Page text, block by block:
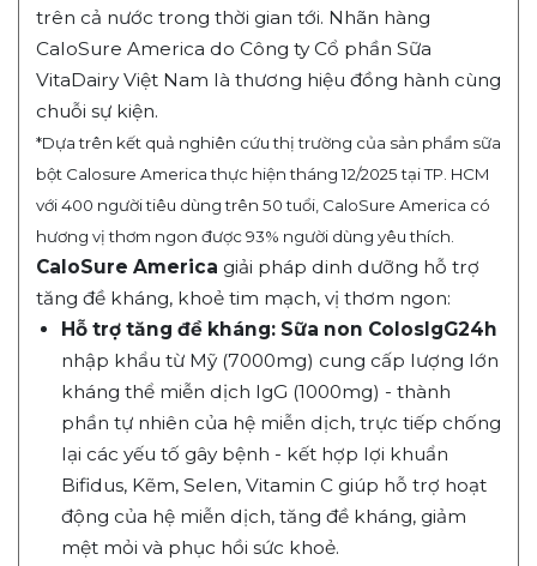
trên cả nước trong thời gian tới. Nhãn hàng
CaloSure America do Công ty Cổ phần Sữa
VitaDairy Việt Nam là thương hiệu đồng hành cùng
chuỗi sự kiện.
*Dựa trên kết quả nghiên cứu thị trường của sản phẩm sữa
bột Calosure America thực hiện tháng 12/2025 tại TP. HCM
với 400 người tiêu dùng trên 50 tuổi, CaloSure America có
hương vị thơm ngon được 93% người dùng yêu thích.
CaloSure America giải pháp dinh dưỡng hỗ trợ
tăng đề kháng, khoẻ tim mạch, vị thơm ngon:
Hỗ trợ tăng đề kháng: Sữa non ColosIgG24h
nhập khẩu từ Mỹ (7000mg) cung cấp lượng lớn
kháng thể miễn dịch IgG (1000mg) - thành
phần tự nhiên của hệ miễn dịch, trực tiếp chống
lại các yếu tố gây bệnh - kết hợp lợi khuẩn
Bifidus, Kẽm, Selen, Vitamin C giúp hỗ trợ hoạt
động của hệ miễn dịch, tăng đề kháng, giảm
mệt mỏi và phục hồi sức khoẻ.